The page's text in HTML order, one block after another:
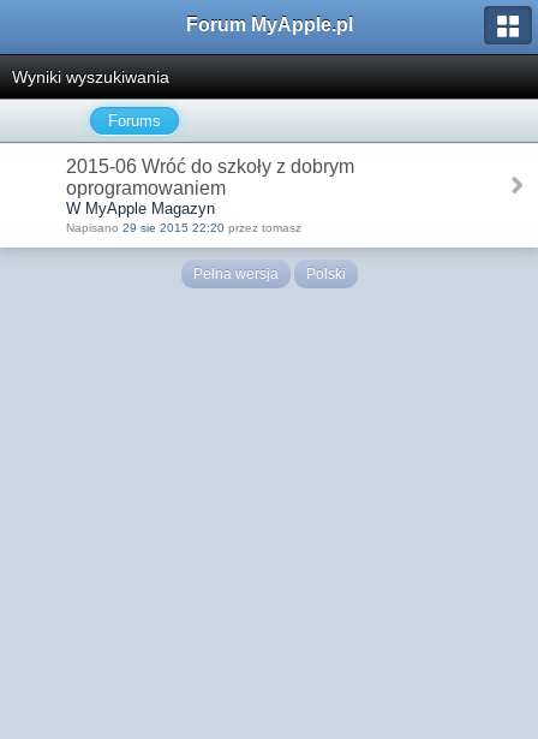
Forum MyApple.pl
Wyniki wyszukiwania
Forums
2015-06 Wróć do szkoły z dobrym
oprogramowaniem
W MyApple Magazyn
Napisano 29 sie 2015 22:20 przez tomasz
Pełna wersja Polski